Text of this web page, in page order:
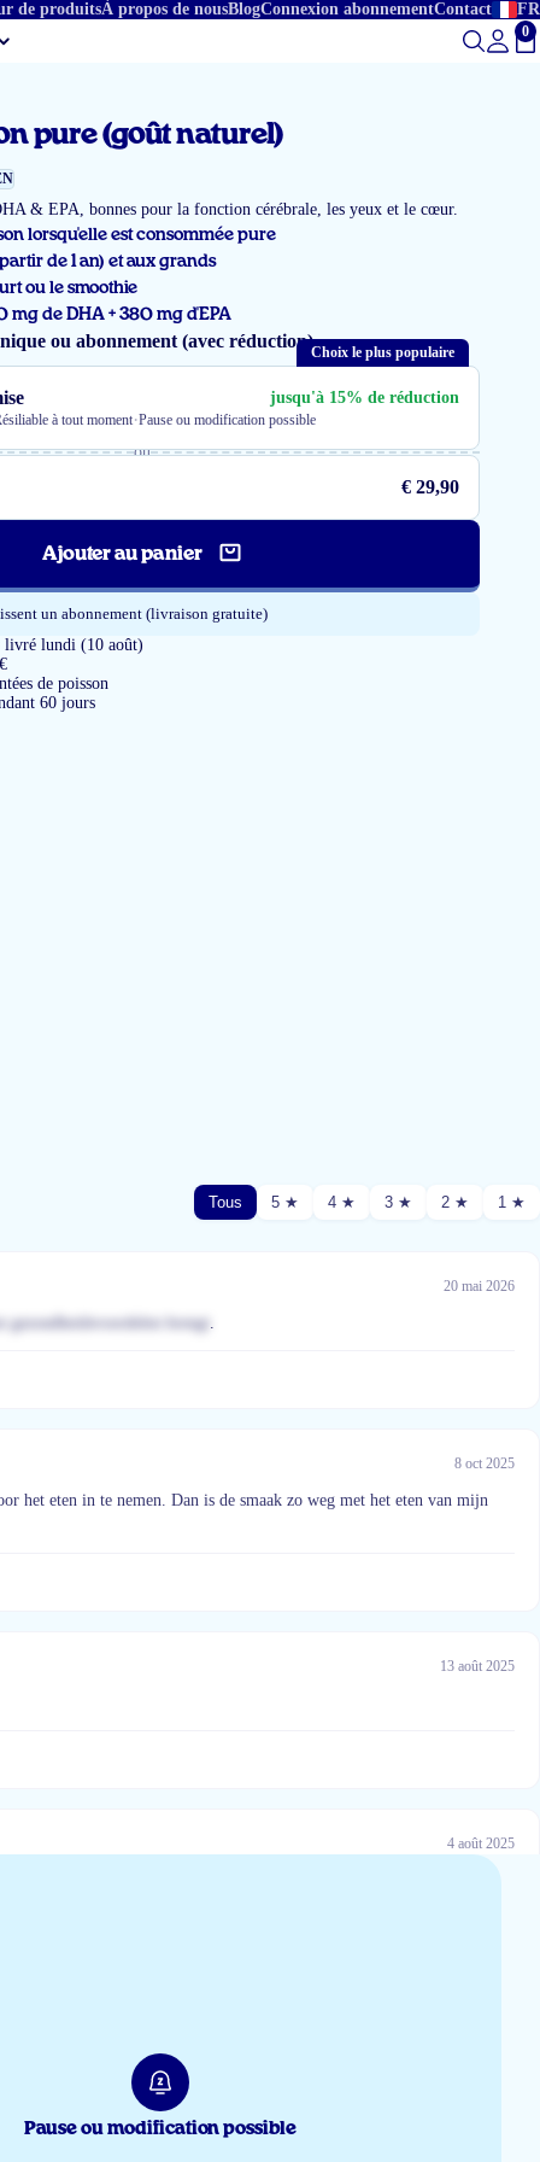
de produitsÀ propos de nousBlogConnexion abonnementContact FR
0
pure (goût naturel)
& EPA, bonnes pour la fonction cérébrale, les yeux et le cœur.
lorsqu'elle est consommée pure
de 1 an) et aux grands
ou le smoothie
mg de DHA + 380 mg d'EPA
ou abonnement (avec réduction)
Choix le plus populaire
jusqu'à 15% de réduction
à tout moment·Pause ou modification possible
ou
€ 29,90
Ajouter au panier
un abonnement (livraison gratuite)
livré lundi (10 août)
de poisson
60 jours
Tous 5 ★ 4 ★ 3 ★ 2 ★ 1 ★
20 mai 2026
gezondheidsvoordelen brengt .
8 oct 2025
het eten in te nemen. Dan is de smaak zo weg met het eten van mijn
13 août 2025
4 août 2025
Pause ou modification possible